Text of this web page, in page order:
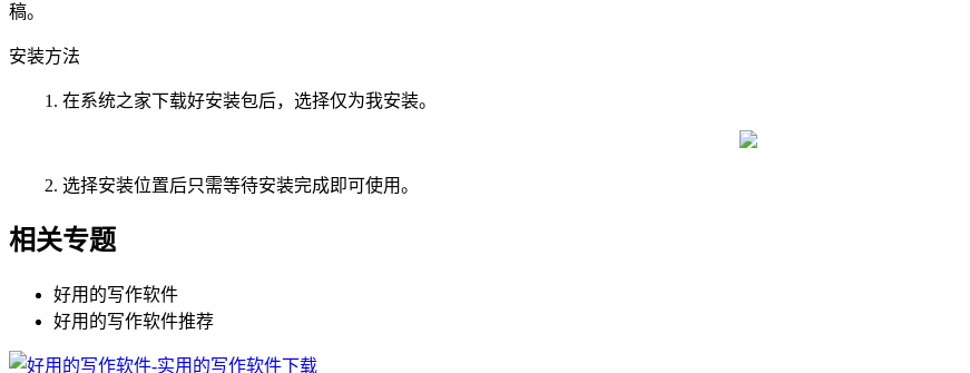
稿。
安装方法
1. 在系统之家下载好安装包后，选择仅为我安装。
2. 选择安装位置后只需等待安装完成即可使用。
相关专题
好用的写作软件
好用的写作软件推荐